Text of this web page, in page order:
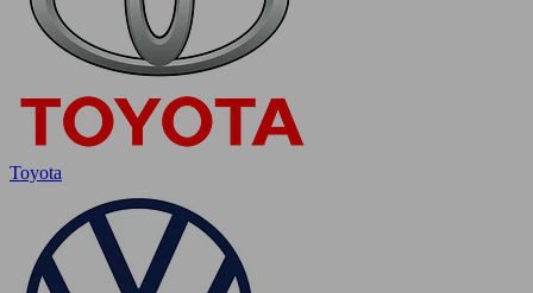
Toyota